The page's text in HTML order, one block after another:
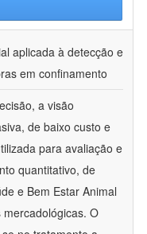
aplicada à detecção e
em confinamento
a visão
de baixo custo e
para avaliação e
quantitativo, de
e Bem Estar Animal
O